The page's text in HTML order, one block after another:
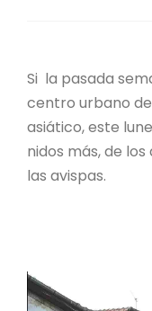
Si la pasada
centro urbano de
asiático, este
nidos más, de
las avispas.